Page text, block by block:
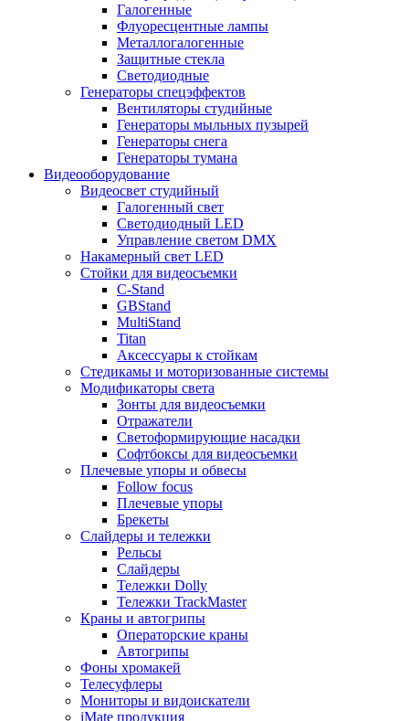
Галогенные
Флуоресцентные лампы
Металлогалогенные
Защитные стекла
Светодиодные
Генераторы спецэффектов
Вентиляторы студийные
Генераторы мыльных пузырей
Генераторы снега
Генераторы тумана
Видеооборудование
Видеосвет студийный
Галогенный свет
Светодиодный LED
Управление светом DMX
Накамерный свет LED
Стойки для видеосъемки
C-Stand
GBStand
MultiStand
Titan
Аксессуары к стойкам
Стедикамы и моторизованные системы
Модификаторы света
Зонты для видеосъемки
Отражатели
Светоформирующие насадки
Софтбоксы для видеосъемки
Плечевые упоры и обвесы
Follow focus
Плечевые упоры
Брекеты
Слайдеры и тележки
Рельсы
Слайдеры
Тележки Dolly
Тележки TrackMaster
Краны и автогрипы
Операторские краны
Автогрипы
Фоны хромакей
Телесуфлеры
Мониторы и видоискатели
iMate продукция